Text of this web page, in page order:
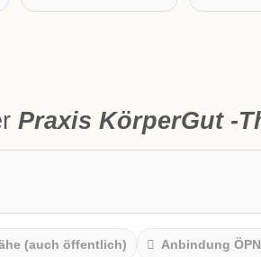
Praxis KörperGut -
(auch öffentlich) Anbindung